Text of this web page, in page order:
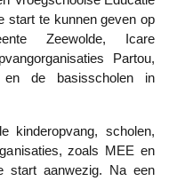
start te kunnen geven op
Zeewolde, Icare
Partou,
en de basisscholen in
zoals MEE en
start aanwezig. Na een